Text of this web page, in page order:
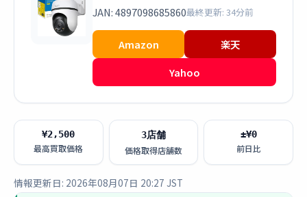
JAN: 4897098685860最終更新: 34分前
Amazon
楽天
Yahoo
¥2,500
最高買取価格
3店舗
価格取得店舗数
±¥0
前日比
情報更新日: 2026年08月07日 20:27 JST